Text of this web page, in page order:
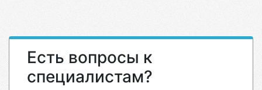
Есть вопросы к
специалистам?